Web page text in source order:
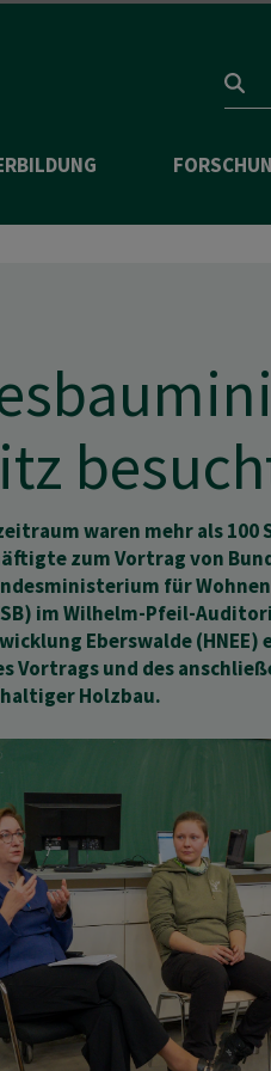
waren mehr als 100
zum Vortrag von
für
im Wilhelm-Pfeil-
Eberswalde (HNEE)
Vortrags und des
Holzbau.